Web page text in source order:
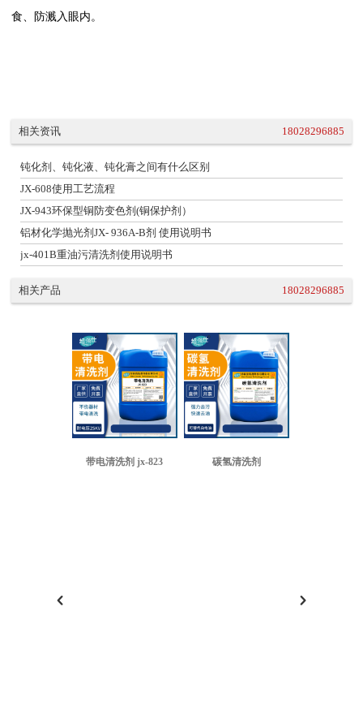
食、防溅入眼内。
相关资讯 18028296885
钝化剂、钝化液、钝化膏之间有什么区别
JX-608使用工艺流程
JX-943环保型铜防变色剂(铜保护剂）
铝材化学抛光剂JX- 936A-B剂 使用说明书
jx-401B重油污清洗剂使用说明书
相关产品 18028296885
带电清洗剂 jx-823 碳氢清洗剂